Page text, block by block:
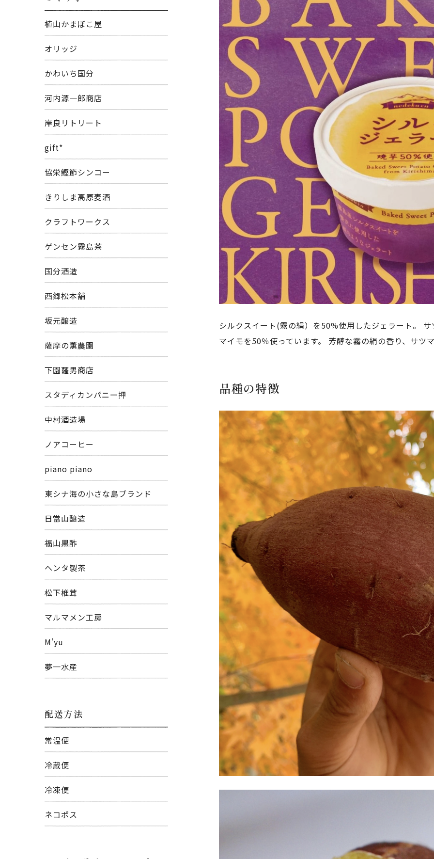
植山かまぼこ屋
オリッジ
かわいち国分
河内源一郎商店
岸良リトリート
gift*
協栄鰹節シンコー
きりしま高原麦酒
クラフトワークス
ゲンセン霧島茶
国分酒造
西郷松本舗
坂元醸造
薩摩の薫農園
下園薩男商店
スタディカンパニー押
中村酒造場
ノアコーヒー
piano piano
東シナ海の小さな島ブランド
日當山醸造
福山黒酢
ヘンタ製茶
松下椎茸
マルマメン工房
M’yu
夢一水産
配送方法
常温便
冷蔵便
冷凍便
ネコポス
シルクスイート(霧の絹）を50%使用したジェラート。
マイモを50％使っています。 芳醇な霧の絹の香り、サツ
品種の特徴